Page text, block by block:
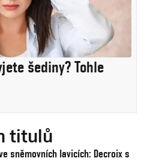
šediny? Tohle
titulů
sněmovních lavicích: Decroix s